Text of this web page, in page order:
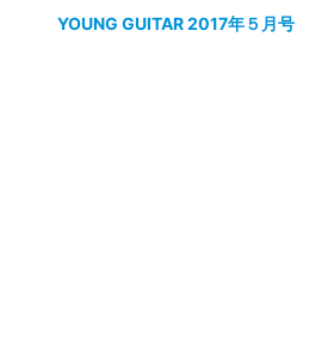
YOUNG GUITAR 2017年５月号